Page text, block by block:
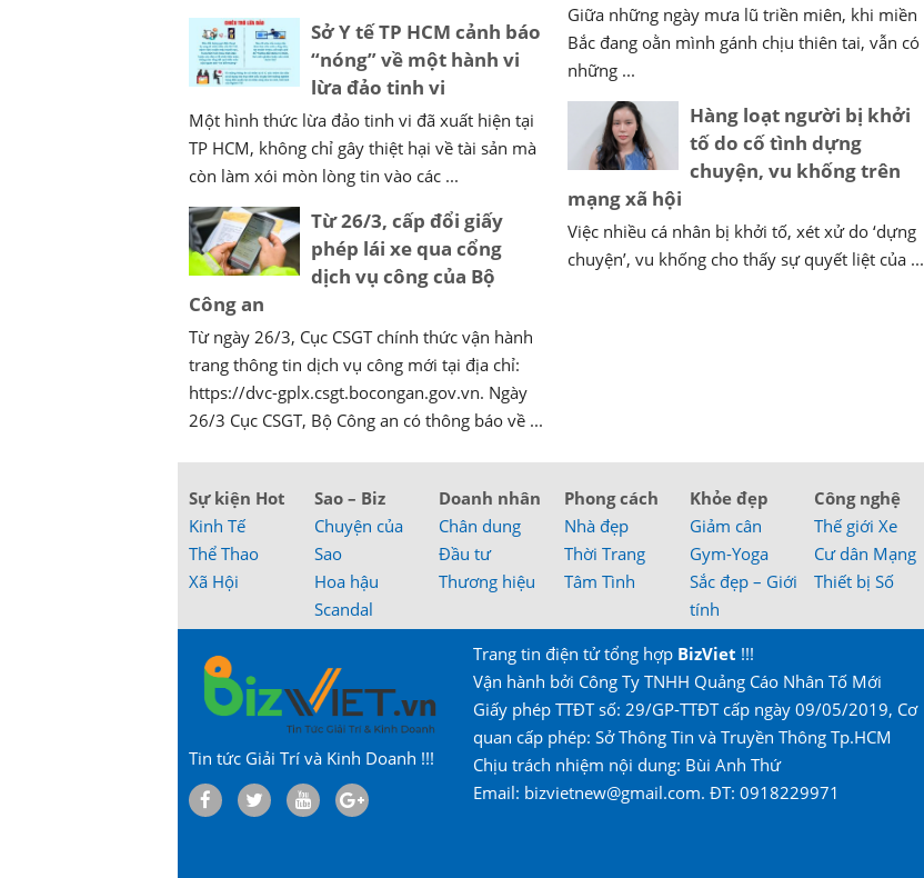
Sở Y tế TP HCM cảnh báo
“nóng” về một hành vi
lừa đảo tinh vi
Một hình thức lừa đảo tinh vi đã xuất hiện tại
TP HCM, không chỉ gây thiệt hại về tài sản mà
còn làm xói mòn lòng tin vào các ...
Từ 26/3, cấp đổi giấy
phép lái xe qua cổng
dịch vụ công của Bộ
Công an
Từ ngày 26/3, Cục CSGT chính thức vận hành
trang thông tin dịch vụ công mới tại địa chỉ:
https://dvc-gplx.csgt.bocongan.gov.vn. Ngày
26/3 Cục CSGT, Bộ Công an có thông báo về ...
Giữa những ngày mưa lũ triền miên, khi miền
Bắc đang oằn mình gánh chịu thiên tai, vẫn có
những ...
Hàng loạt người bị khởi
tố do cố tình dựng
chuyện, vu khống trên
mạng xã hội
Việc nhiều cá nhân bị khởi tố, xét xử do ‘dựng
chuyện’, vu khống cho thấy sự quyết liệt của ...
Sự kiện Hot
Kinh Tế
Thể Thao
Xã Hội
Sao – Biz
Chuyện của
Sao
Hoa hậu
Scandal
Doanh nhân
Chân dung
Đầu tư
Thương hiệu
Phong cách
Nhà đẹp
Thời Trang
Tâm Tình
Khỏe đẹp
Giảm cân
Gym-Yoga
Sắc đẹp – Giới
tính
Công nghệ
Thế giới Xe
Cư dân Mạng
Thiết bị Số
Tin tức Giải Trí và Kinh Doanh !!!
Trang tin điện tử tổng hợp BizViet !!!
Vận hành bởi Công Ty TNHH Quảng Cáo Nhân Tố Mới
Giấy phép TTĐT số: 29/GP-TTĐT cấp ngày 09/05/2019, Cơ
quan cấp phép: Sở Thông Tin và Truyền Thông Tp.HCM
Chịu trách nhiệm nội dung: Bùi Anh Thứ
Email: bizvietnew@gmail.com. ĐT: 0918229971